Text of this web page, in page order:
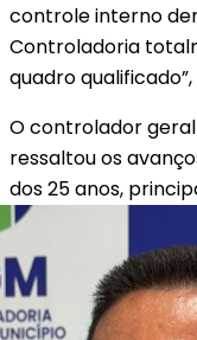
controle interno
Controladoria
quadro
O controlador
ressaltou os
dos25 anos,